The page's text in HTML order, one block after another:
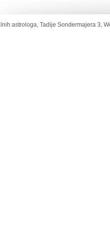
astrologa, Tadije Sondermajera 3,